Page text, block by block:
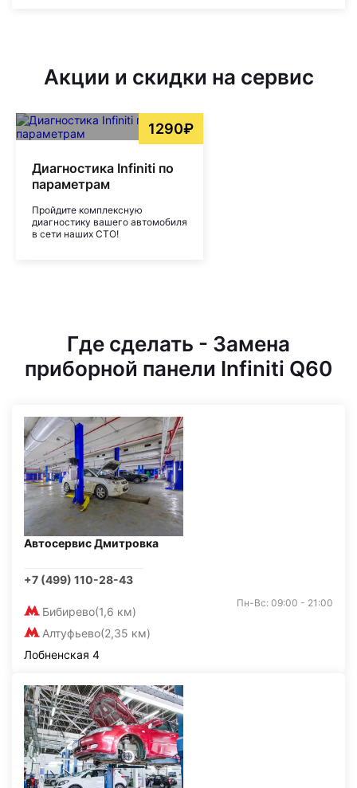
Акции и скидки на сервис
1290₽
Диагностика Infiniti по
параметрам
Пройдите комплексную
диагностику вашего автомобиля
в сети наших СТО!
Где сделать - Замена
приборной панели Infiniti Q60
Автосервис Дмитровка
+7 (499) 110-28-43
Бибирево(1,6 км)
Алтуфьево(2,35 км)
Пн-Вс: 09:00 - 21:00
Лобненская 4